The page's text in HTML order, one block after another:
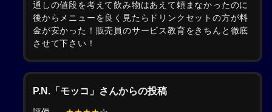
通しの値段を考えて飲み物はあえて頼まなかったのに
後からメニューを良く見たらドリンクセットの方が料
金が安かった！販売員のサービス教育をきちんと徹底
させて下さい！
P.N.「モッコ」さんからの投稿